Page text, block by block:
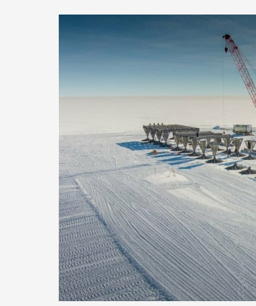
Арктическое обозрение, №10, 2024 Арктическое